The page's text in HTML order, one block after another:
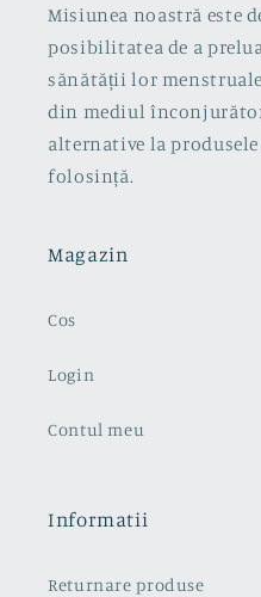
Misiunea noastră este
posibilitatea de a
sănătății lor menstruale
din mediul
alternative la
folosință.
Magazin
Cos
Login
Contul meu
Informatii
Returnare produse